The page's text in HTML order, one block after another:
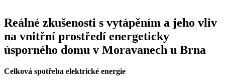
Reálné zkušenosti s vytápěním a jeho vliv
na vnitřní prostředí energeticky
úsporného domu v Moravanech u Brna
Celková spotřeba elektrické energie